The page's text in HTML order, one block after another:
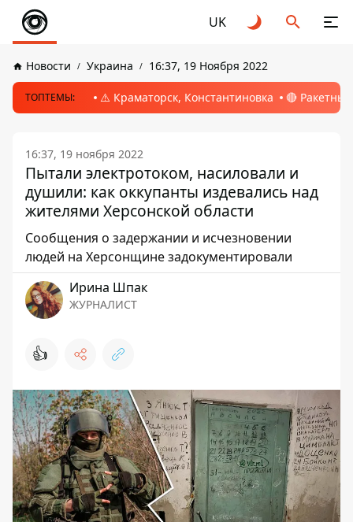
UK
Новости Украина 16:37, 19 Ноября 2022
ТОПТЕМЫ: ⚠️ Краматорск, Константиновка 🔴
16:37, 19 ноября 2022
Пытали электротоком, насиловали и
душили: как оккупанты издевались над
жителями Херсонской области
Сообщения о задержании и исчезновении
людей на Херсонщине задокументировали
Ирина Шпак
ЖУРНАЛИСТ
👍